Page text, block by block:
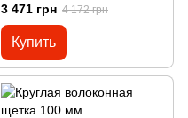
3 471 грн 4 172 грн
Купить